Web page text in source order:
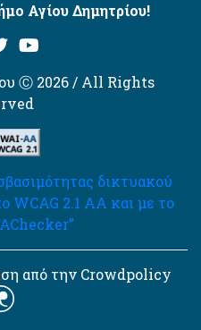
Αγίου Δημητρίου!
Ⓒ 2026 / All Rights
δικτυακού
WCAG 2.1 AA και με το
από την Crowdpolicy